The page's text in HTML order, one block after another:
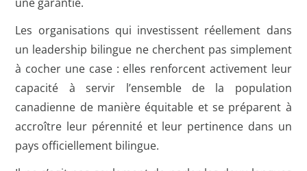
Les organisations qui investissent réellement dans
un leadership bilingue ne cherchent pas simplement
à cocher une case : elles renforcent activement leur
capacité à servir l’ensemble de la population
canadienne de manière équitable et se préparent à
accroître leur pérennité et leur pertinence dans un
pays officiellement bilingue.